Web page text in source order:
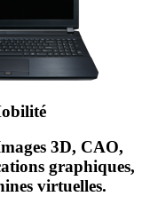
3D, CAO,
graphiques,
virtuelles.